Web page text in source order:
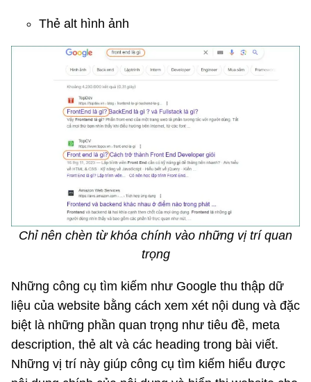
Thẻ alt hình ảnh
Chỉ nên chèn từ khóa chính vào những vị trí quan
trọng
Những công cụ tìm kiếm như Google thu thập dữ
liệu của website bằng cách xem xét nội dung và đặc
biệt là những phần quan trọng như tiêu đề, meta
description, thẻ alt và các heading trong bài viết.
Những vị trí này giúp công cụ tìm kiếm hiểu được